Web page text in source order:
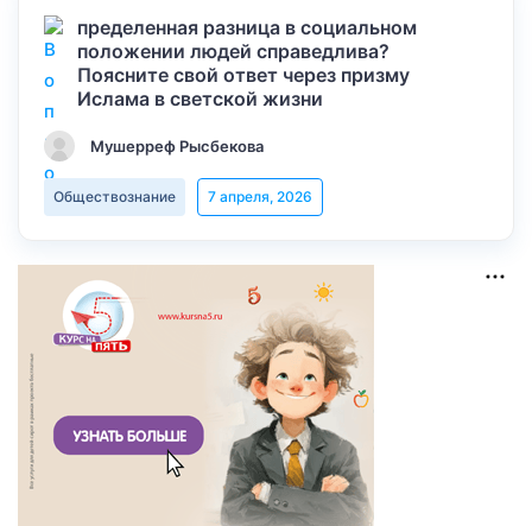
пределенная разница в социальном
положении людей справедлива?
Поясните свой ответ через призму
Ислама в светской жизни
Мушерреф Рысбекова
Обществознание 7 апреля, 2026